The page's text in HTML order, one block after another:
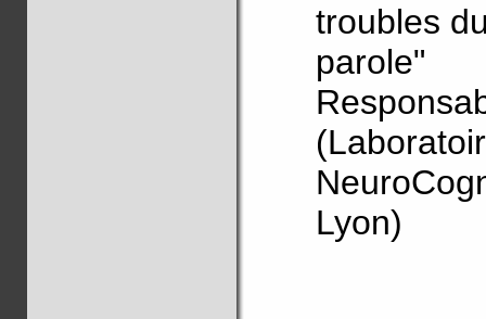
troubles
Lyon)